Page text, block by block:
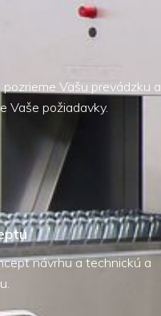
Vašu prevádzku a
Vaše požiadavky.
návrhu a technickú a